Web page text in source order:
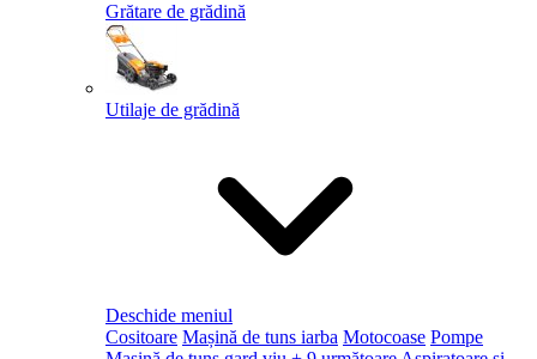
Grătare de grădină
Utilaje de grădină
Deschide meniul
Cositoare Mașină de tuns iarba Motocoase Pompe